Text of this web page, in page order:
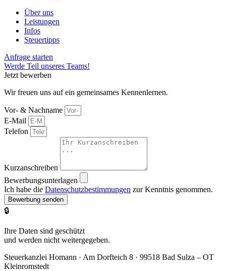
Über uns
Leistungen
Infos
Steuertipps
Anfrage starten
Werde Teil unseres Teams!
Jetzt bewerben
Wir freuen uns auf ein gemeinsames Kennenlernen.
Vor- & Nachname
E-Mail
Telefon
Kurzanschreiben
Bewerbungsunterlagen
Ich habe die Datenschutzbestimmungen zur Kenntnis genommen.
Bewerbung senden
🔒
Ihre Daten sind geschützt
und werden nicht weitergegeben.
Steuerkanzlei Homann · Am Dorfteich 8 · 99518 Bad Sulza – OT
Kleinromstedt